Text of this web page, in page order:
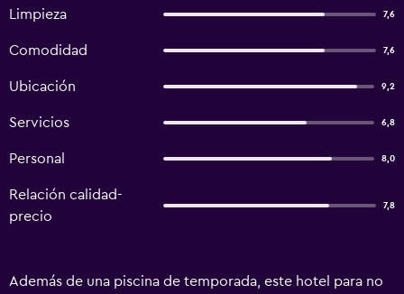
Limpieza 7,6
Comodidad 7,6
Ubicación 9,2
Servicios 6,8
Personal 8,0
Relación calidad-
precio
7,8
Además de una piscina de temporada, este hotel para no